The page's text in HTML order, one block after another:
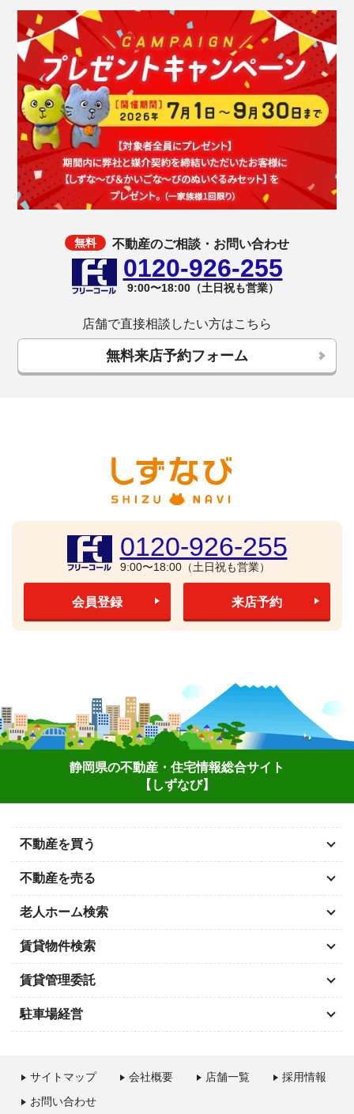
不動産のご相談・お問い合わせ
0120-926-255
9:00〜18:00（土日祝も営業）
店舗で直接相談したい方はこちら
無料来店予約フォーム
0120-926-255
9:00〜18:00（土日祝も営業）
会員登録 来店予約
静岡県の不動産・住宅情報総合サイト
【しずなび】
不動産を買う
不動産を売る
老人ホーム検索
賃貸物件検索
賃貸管理委託
駐車場経営
サイトマップ 会社概要 店舗一覧
採用情報
お問い合わせ